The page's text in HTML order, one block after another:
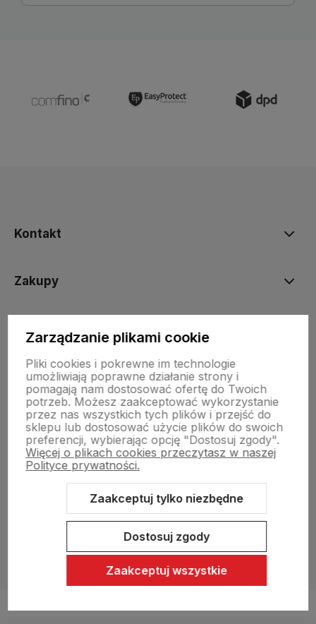
Kontakt
Zakupy
Informacje prawne
Sklep internetowy Shoper.pl Szablon Shoper Modern 3.0™
GrowCommerce
Zarządzanie plikami cookie
Pliki cookies i pokrewne im technologie
umożliwiają poprawne działanie strony i
pomagają nam dostosować ofertę do Twoich
potrzeb. Możesz zaakceptować wykorzystanie
przez nas wszystkich tych plików i przejść do
sklepu lub dostosować użycie plików do swoich
preferencji, wybierając opcję "Dostosuj zgody".
Więcej o plikach cookies przeczytasz w naszej
Polityce prywatności.
Zaakceptuj tylko niezbędne
Dostosuj zgody
Zaakceptuj wszystkie